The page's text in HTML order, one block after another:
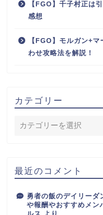
【FGO】千子村正は
感想
【FGO】モルガン+
わせ攻略法を解説！
カテゴリー
最近のコメント
勇者の飯のデイリーダ
や報酬やおすすめメン